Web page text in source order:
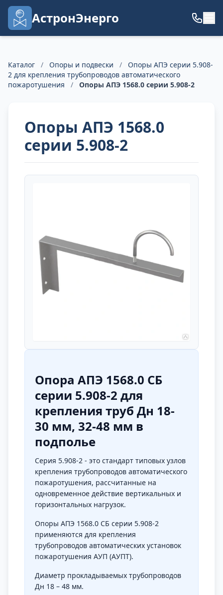
АстронЭнерго
Каталог / Опоры и подвески /
Опоры АПЭ серии 5.908-
2 для крепления трубопроводов автоматического
пожаротушения
/ Опоры АПЭ 1568.0 серии 5.908-2
Опоры АПЭ 1568.0
серии 5.908-2
Опора АПЭ 1568.0 СБ
серии 5.908-2 для
крепления труб Дн 18-
30 мм, 32-48 мм в
подполье
Серия 5.908-2 - это стандарт типовых узлов
крепления трубопроводов автоматического
пожаротушения, рассчитанные на
одновременное действие вертикальных и
горизонтальных нагрузок.
Опоры АПЭ 1568.0 СБ серии 5.908-2
применяются для крепления
трубопроводов автоматических установок
пожаротушения АУП (АУПТ).
Диаметр прокладываемых трубопроводов
Дн 18 – 48 мм.